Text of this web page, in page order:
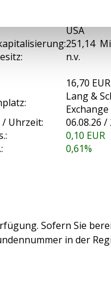
USA
251,14
n.v.
16,70 EUR
Lang &
Exchange
Uhrzeit:
06.08.26 /
0,10 EUR
0,61%
Sofern Sie
in der